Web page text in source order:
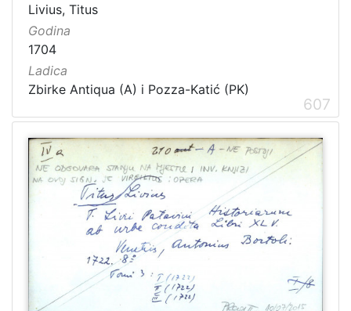
Livius, Titus
Godina
1704
Ladica
Zbirke Antiqua (A) i Pozza-Katić (PK)
607